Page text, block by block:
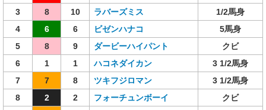
3
8 10 ラバーズミス
1/2馬身
4
6 6 ビゼンハナコ
5馬身
5
8 9 ダービーハイパント
クビ
6
1 1 ハコネダイカン
3 1/2馬身
7
7 8 ツキフジロマン
3 1/2馬身
8
2 2 フォーチュンボーイ
クビ